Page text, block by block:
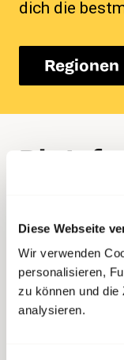
Diese Webseite
Wir verwenden
personalisieren,
zu können und die
analysieren.
dich die
Regionen
Die
transfair
der folgenden
Mittwoch,
Bahn